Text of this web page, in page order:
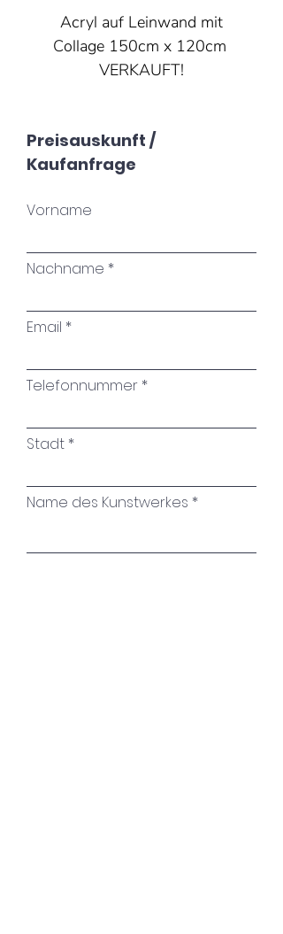
Acryl auf Leinwand mit
Collage 150cm x 120cm
VERKAUFT!
Preisauskunft /
Kaufanfrage
Vorname
Nachname
Email
Telefonnummer
Stadt
Name des Kunstwerkes